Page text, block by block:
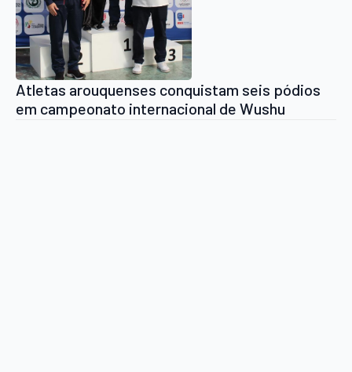
Atletas arouquenses conquistam seis pódios
em campeonato internacional de Wushu